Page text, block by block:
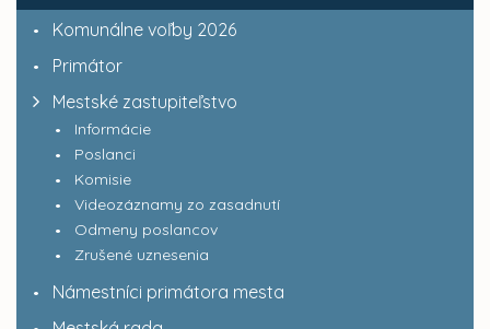
Komunálne voľby 2026
Primátor
Mestské zastupiteľstvo
Informácie
Poslanci
Komisie
Videozáznamy zo zasadnutí
Odmeny poslancov
Zrušené uznesenia
Námestníci primátora mesta